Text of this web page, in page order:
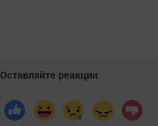
Оставляйте реакции